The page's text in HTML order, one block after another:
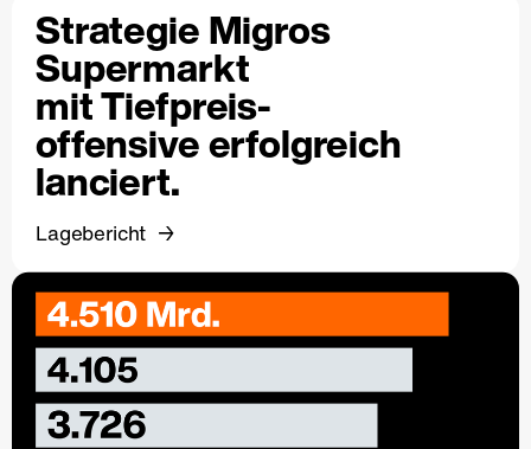
Strategie Migros
Supermarkt
mit Tiefpreis-
offensive erfolgreich
lanciert.
Lagebericht